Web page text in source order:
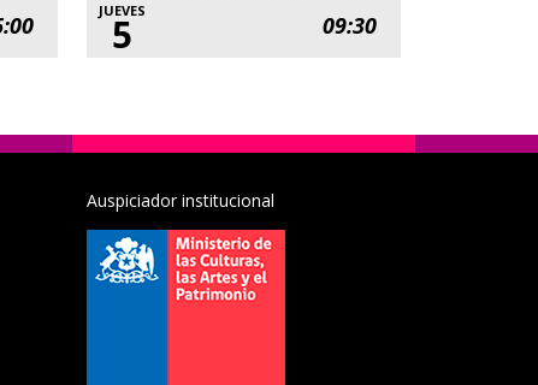
JUEVES
5 09:30
Auspiciador institucional